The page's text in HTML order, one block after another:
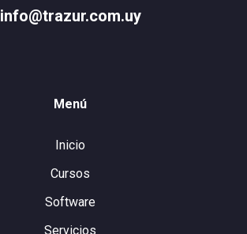
info@trazur.com.uy
Menú
Inicio
Cursos
Software
Servicios